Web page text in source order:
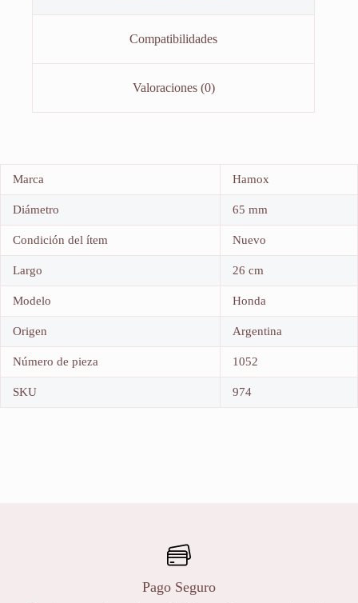
Compatibilidades
Valoraciones (0)
Marca Hamox
Diámetro 65 mm
Condición del ítem Nuevo
Largo 26 cm
Modelo Honda
Origen Argentina
Número de pieza 1052
SKU 974
Pago Seguro